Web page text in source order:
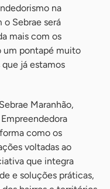
na
o Sebrae será
mais com os
um pontapé muito
já estamos
Maranhão,
como os
voltadas ao
que integra
e soluções práticas,